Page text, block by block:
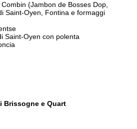
(Jambon de Bosses Dop,
Saint-Oyen, Fontina e formaggi
Saint-Oyen con polenta
Brissogne e Quart